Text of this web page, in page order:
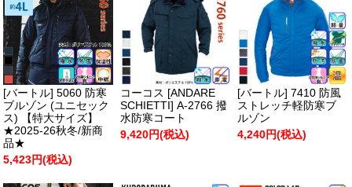
[バートル] 5060 防寒
ブルゾン (ユニセック
ス) 【特大サイズ】
★2025-26秋冬/新商
品★
5,423円(税込)
コーコス [ANDARE
SCHIETTI] A-2766 撥
水防寒コート
9,420円(税込)
[バートル] 7410 防風
ストレッチ軽防寒ブ
ルゾン
4,240円(税込)